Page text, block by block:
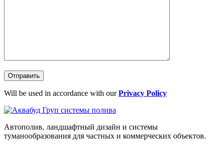
Will be used in accordance with ourPrivacy Policy
Автополив, ландшафтный дизайн и системы
туманообразования для частных и коммерческих объектов.